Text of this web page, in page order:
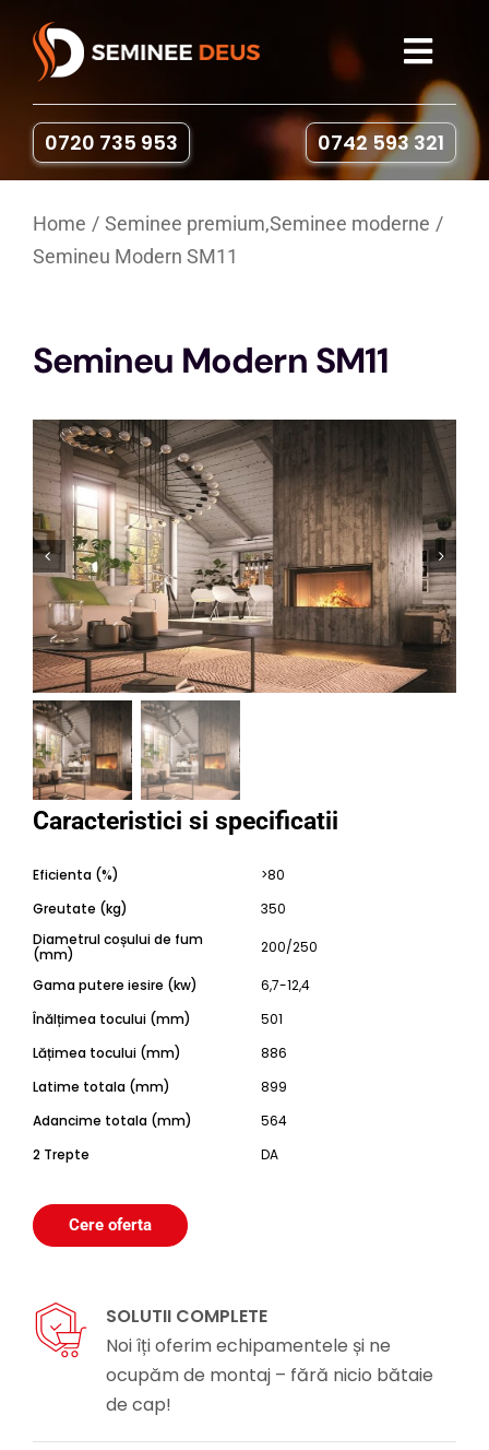
content
Gratare & Cuptoare
Contact
0720 735 953 0742 593 321
Home Seminee premium,Seminee moderne
Semineu Modern SM11
Semineu Modern SM11
 
Eficienta (%)
>80
Greutate (kg)
350
Diametrul coșului de fum
(mm)
200/250
Gama putere iesire (kw)
6,7-12,4
Înălțimea tocului (mm)
501
Lățimea tocului (mm)
886
Latime totala (mm)
899
Adancime totala (mm)
564
2 Trepte
DA
Cere oferta
SOLUTII COMPLETE
Noi îți oferim echipamentele și ne
ocupăm de montaj – fără nicio bătaie
de cap!